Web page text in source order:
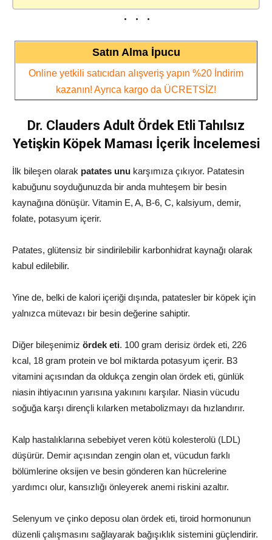
Satın Alma İpucu
Online yetkili satıcıdan alışveriş yapın %20 İndirim
kazanın! Ayrıca kargo da ÜCRETSİZ!
Dr. Clauders Adult Ördek Etli Tahılsız
Yetişkin Köpek Maması İçerik İncelemesi
İlk bileşen olarak patates unu karşımıza çıkıyor. Patatesin
kabuğunu soyduğunuzda bir anda muhteşem bir besin
kaynağına dönüşür. Vitamin E, A, B-6, C, kalsiyum, demir,
folate, potasyum içerir.
Patates, glütensiz bir sindirilebilir karbonhidrat kaynağı olarak
kabul edilebilir.
Yine de, belki de kalori içeriği dışında, patatesler bir köpek için
yalnızca mütevazı bir besin değerine sahiptir.
Diğer bileşenimiz ördek eti. 100 gram derisiz ördek eti, 226
kcal, 18 gram protein ve bol miktarda potasyum içerir. B3
vitamini açısından da oldukça zengin olan ördek eti, günlük
niasin ihtiyacının yarısına yakınını karşılar. Niasin vücudu
soğuğa karşı dirençli kılarken metabolizmayı da hızlandırır.
Kalp hastalıklarına sebebiyet veren kötü kolesterolü (LDL)
düşürür. Demir açısından zengin olan et, vücudun farklı
bölümlerine oksijen ve besin gönderen kan hücrelerine
yardımcı olur, kansızlığı önleyerek anemi riskini azaltır.
Selenyum ve çinko deposu olan ördek eti, tiroid hormonunun
düzenli çalışmasını sağlayarak bağışıklık sistemini güçlendirir.